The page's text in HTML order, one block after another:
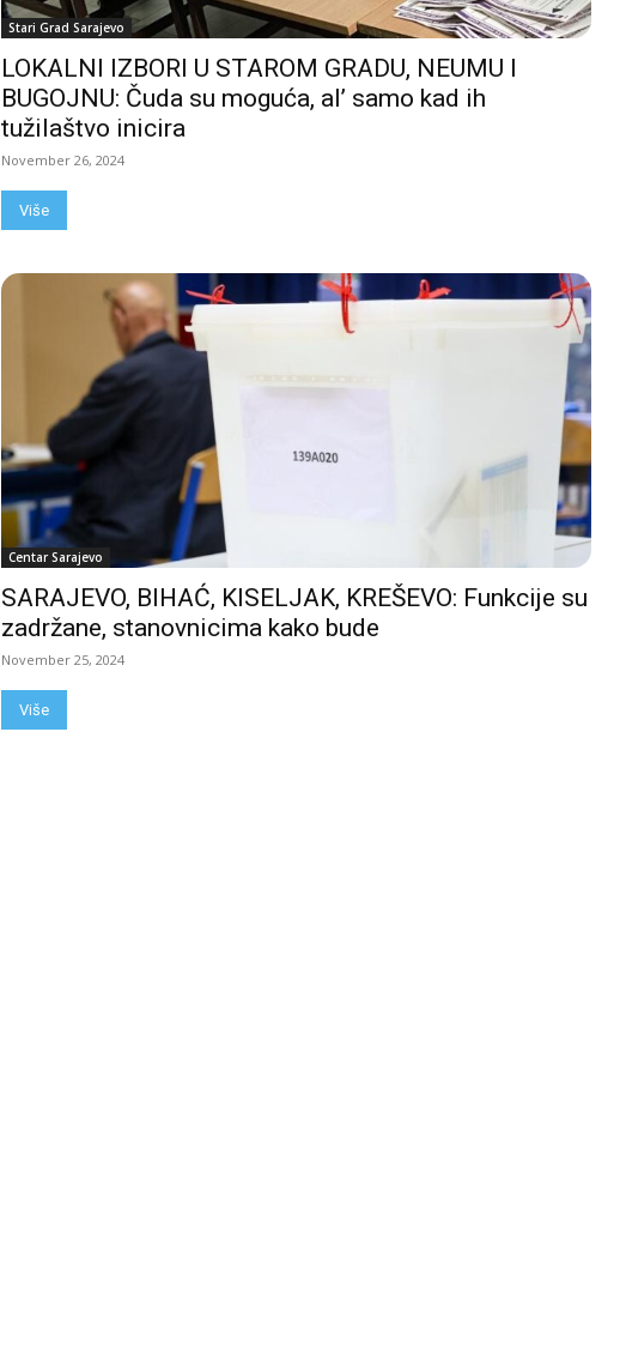
Stari Grad Sarajevo
LOKALNI IZBORI U STAROM GRADU, NEUMU I
BUGOJNU: Čuda su moguća, al’ samo kad ih
tužilaštvo inicira
November 26, 2024
Više
Centar Sarajevo
SARAJEVO, BIHAĆ, KISELJAK, KREŠEVO: Funkcije su
zadržane, stanovnicima kako bude
November 25, 2024
Više